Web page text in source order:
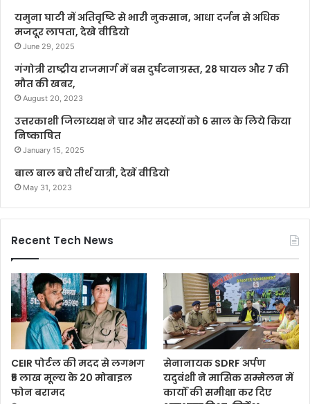
यमुना घाटी में अतिवृष्टि से भारी नुकसान, आधा दर्जन से अधिक
मजदूर लापता, देखे वीडियो
June 29, 2025
गंगोत्री राष्ट्रीय राजमार्ग में बस दुर्घटनाग्रस्त, 28 घायल और 7 की
मौत की खबर,
August 20, 2023
उत्तरकाशी जिलाध्यक्ष ने चार और सदस्यों को 6 साल के लिये किया
निष्काषित
January 15, 2025
बाल बाल बचे तीर्थ यात्री, देखें वीडियो
May 31, 2023
Recent Tech News
CEIR पोर्टल की मदद से लगभग
₹5 लाख मूल्य के 20 मोबाइल
फोन बरामद
सेनानायक SDRF अर्पण
यदुवंशी ने मासिक सम्मेलन में
कार्यों की समीक्षा कर दिए